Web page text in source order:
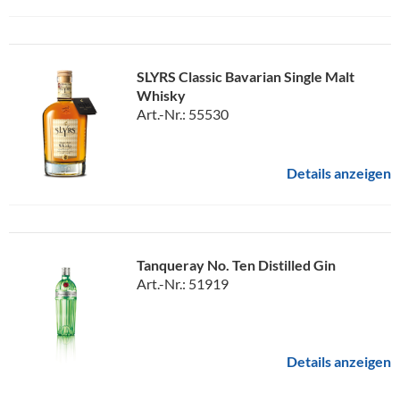
SLYRS Classic Bavarian Single Malt
Whisky
Art.-Nr.: 55530
Details anzeigen
Tanqueray No. Ten Distilled Gin
Art.-Nr.: 51919
Details anzeigen